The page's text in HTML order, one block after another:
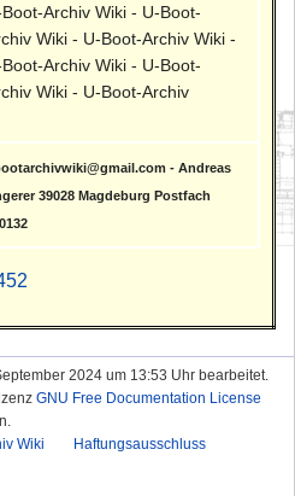
Archiv Wiki - U-Boot-
Wiki - U-Boot-Archiv Wiki -
Archiv Wiki - U-Boot-
Wiki - U-Boot-Archiv
- Andreas
39028 Magdeburg Postfach
2024 um 13:53 Uhr bearbeitet.
GNU Free Documentation License
Wiki Haftungsausschluss